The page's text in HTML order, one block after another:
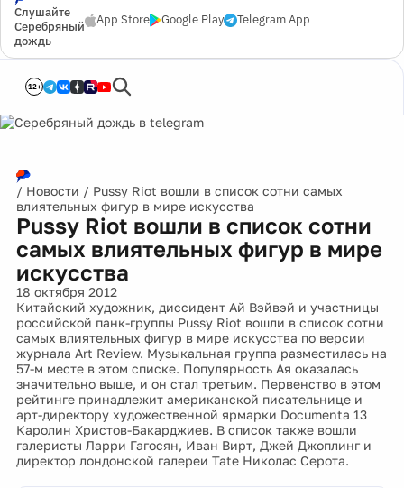
Слушайте
Серебряный
дождь
App Store Google Play Telegram App
12+
/ Новости / Pussy Riot вошли в список сотни самых
влиятельных фигур в мире искусства
Pussy Riot вошли в список сотни
самых влиятельных фигур в мире
искусства
18 октября 2012
Китайский художник, диссидент Ай Вэйвэй и участницы
российской панк-группы Pussy Riot вошли в список сотни
самых влиятельных фигур в мире искусства по версии
журнала Art Review. Музыкальная группа разместилась на
57-м месте в этом списке. Популярность Ая оказалась
значительно выше, и он стал третьим. Первенство в этом
рейтинге принадлежит американской писательнице и
арт-директору художественной ярмарки Documenta 13
Каролин Христов-Бакарджиев. В список также вошли
галеристы Ларри Гагосян, Иван Вирт, Джей Джоплинг и
директор лондонской галереи Tate Николас Серота.